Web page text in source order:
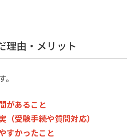
理由・メリット
があること
（受験手続や質問対応）
すかったこと